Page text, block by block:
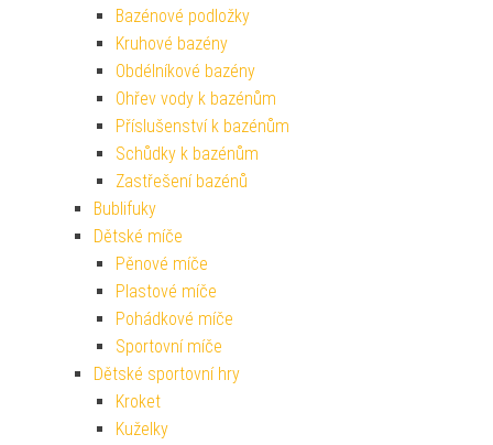
Bazénové podložky
Kruhové bazény
Obdélníkové bazény
Ohřev vody k bazénům
Příslušenství k bazénům
Schůdky k bazénům
Zastřešení bazénů
Bublifuky
Dětské míče
Pěnové míče
Plastové míče
Pohádkové míče
Sportovní míče
Dětské sportovní hry
Kroket
Kuželky